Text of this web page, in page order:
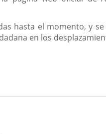
hasta el momento, y
en los